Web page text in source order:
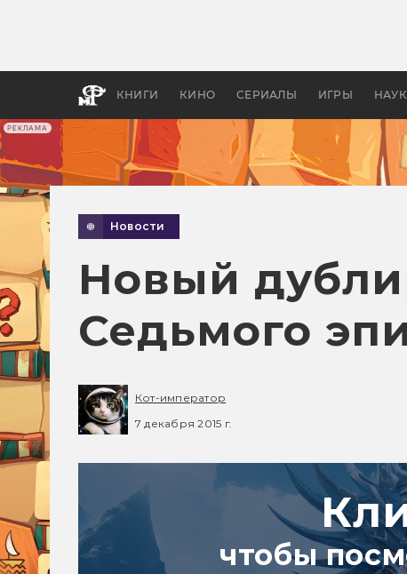
РЕКЛАМА
КНИГИ КИНО СЕРИАЛЫ ИГРЫ
Новости
Новый
Седьмого
Кот-император
7 декабря 2015 г.
чтобы